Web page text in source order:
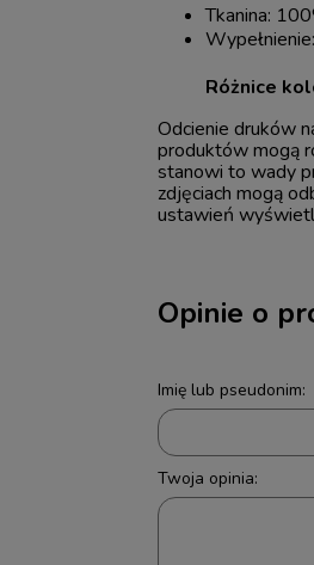
Tkanina:
Różnice
Odcienie druków
produktów mogą
stanowi to wady
zdjęciach mogą
ustawień
Opinie o
Imię lub pseudonim:
Twoja opinia: